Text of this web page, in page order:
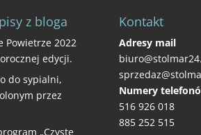
z bloga
Powietrze 2022
edycji.
do sypialni,
przez
„Czyste
Kontakt
Adresy mail
Numery
516 926 018
885 252 515